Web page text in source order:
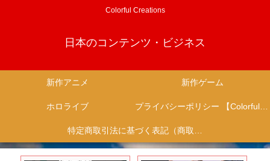
Colorful Creations
日本のコンテンツ・ビジネス
新作アニメ 新作ゲーム
ホロライブ プライバシーポリシー 【Colorful Creation】
特定商取引法に基づく表記（商取引に関する開示）